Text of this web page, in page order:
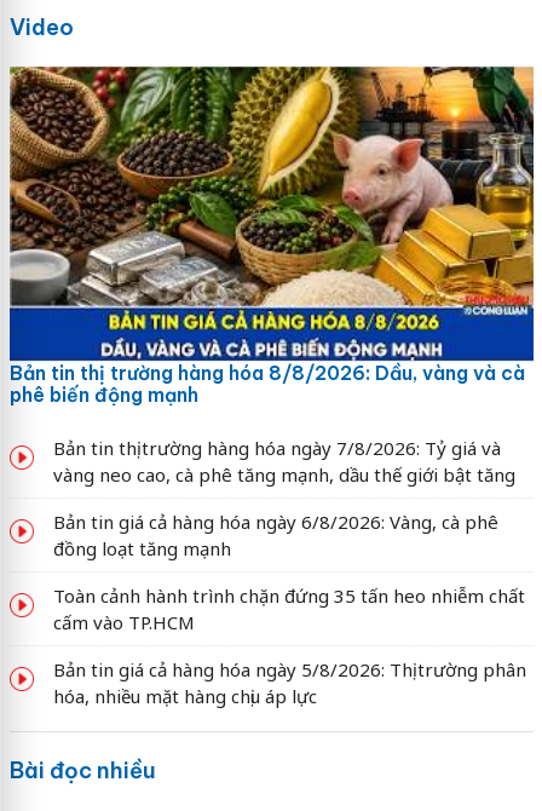
Video
Bản tin thị trường hàng hóa 8/8/2026: Dầu, vàng và cà
phê biến động mạnh
Bản tin thị trường hàng hóa ngày 7/8/2026: Tỷ giá và
vàng neo cao, cà phê tăng mạnh, dầu thế giới bật tăng
Bản tin giá cả hàng hóa ngày 6/8/2026: Vàng, cà phê
đồng loạt tăng mạnh
Toàn cảnh hành trình chặn đứng 35 tấn heo nhiễm chất
cấm vào TP.HCM
Bản tin giá cả hàng hóa ngày 5/8/2026: Thị trường phân
hóa, nhiều mặt hàng chịu áp lực
Bài đọc nhiều